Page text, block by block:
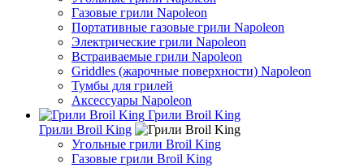
Газовые грили Napoleon
Портативные газовые грили Napoleon
Электрические грили Napoleon
Встраиваемые грили Napoleon
Griddles (жарочные поверхности) Napoleon
Тумбы для грилей
Аксессуары Napoleon
Грили Broil King
Грили Broil King
Угольные грили Broil King
Газовые грили Broil King